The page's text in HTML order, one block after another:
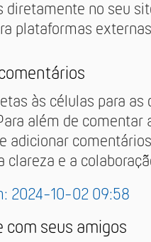
diretamente no seu
plataformas
às células para
além de comentar
adicionar
clareza e a
2024-10-02 09:58
com seus amigos